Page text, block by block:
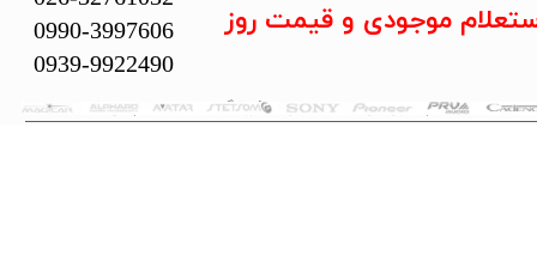
تمام حقوق این سایت متعلق به فروشگاه سلما سیستم می‌باشد.
0990-3997606
0939-9922490
موجودی و قیمت روز